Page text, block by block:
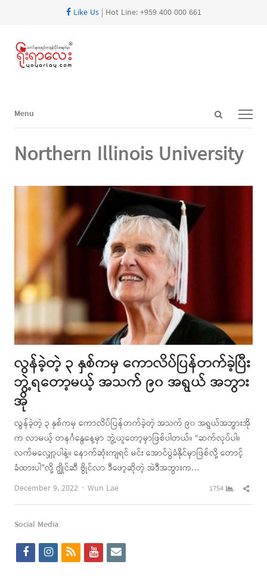
Like Us| Hot Line: +959 400 000 661
Open
Menu
Menu
Northern Illinois University
လွန်ခဲ့တဲ့ ၃ နှစ်ကမှ ကောလိပ်ပြန်တက်ခဲ့ပြီး
ဘွဲ့ရတော့မယ့် အသက် ၉၀ အရွယ် အဘွား
အို
လွန်ခဲ့တဲ့ ၃ နှစ်ကမှ ကောလိပ်ပြန်တက်ခဲ့တဲ့ အသက် ၉၀ အရွယ်အဘွားအို
က လာမယ့် တနင်္ဂနွေနေ့မှာ ဘွဲ့ယူတော့မှာဖြစ်ပါတယ်။ “ဆက်လုပ်ပါ။
လက်မလျှော့ပါနဲ့။ နောက်ဆုံးကျရင် မင်း အောင်ပွဲခံနိုင်မှာဖြစ်လို့ တောင့်
ခံထားပါ”လို့ ဂျွိုင်ဆီ ဗွိုင်လာ ဒီဖော့ဆိုတဲ့ အဲဒီအဘွားက…
December 9, 2022
Author
Wun Lae 1754
Social Media
f
i
r
y
e